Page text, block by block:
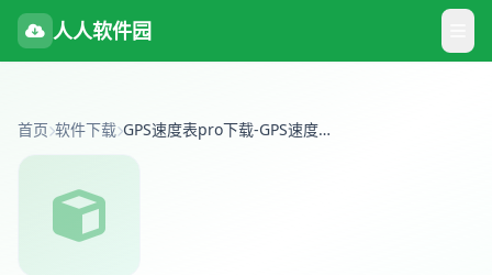
人人软件园
首页 软件下载 GPS速度表pro下载-GPS速度表中文版下载安装 v2.010安卓版